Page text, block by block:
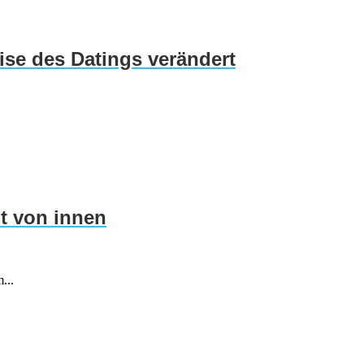
des Datings verändert
von innen